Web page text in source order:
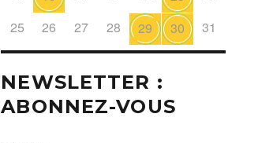
25
26 27 28 29 30 31
NEWSLETTER :
ABONNEZ-VOUS